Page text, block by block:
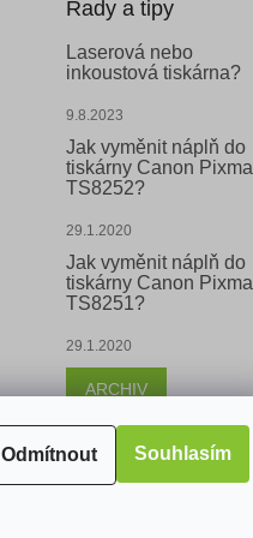
Odmítnout Souhlasím
Rady a tipy
Laserová nebo
inkoustová tiskárna?
9.8.2023
Jak vyměnit náplň do
tiskárny Canon Pixma
TS8252?
29.1.2020
Jak vyměnit náplň do
tiskárny Canon Pixma
TS8251?
29.1.2020
ARCHIV